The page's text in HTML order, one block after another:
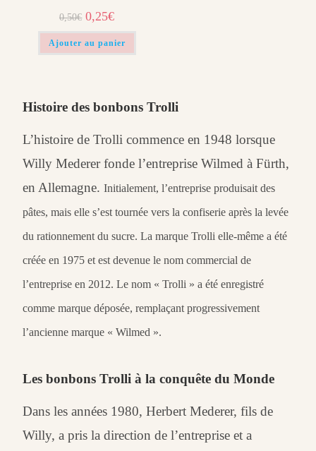
0,50€ 0,25€
Ajouter au panier
Histoire des bonbons Trolli
L’histoire de Trolli commence en 1948 lorsque
Willy Mederer fonde l’entreprise Wilmed à Fürth,
en Allemagne.Initialement, l’entreprise produisait des
pâtes, mais elle s’est tournée vers la confiserie après la levée
du rationnement du sucre.La marque Trolli elle-même a été
créée en 1975 et est devenue le nom commercial de
l’entreprise en 2012. Le nom « Trolli » a été enregistré
comme marque déposée, remplaçant progressivement
l’ancienne marque « Wilmed ».
Les bonbons Trolli à la conquête du Monde
Dans les années 1980, Herbert Mederer, fils de
Willy, a pris la direction de l’entreprise et a